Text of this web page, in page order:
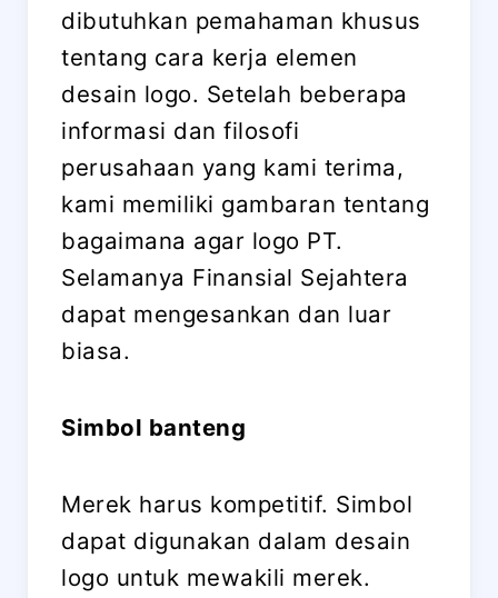
dibutuhkan pemahaman khusus
tentang cara kerja elemen
desain logo. Setelah beberapa
informasi dan filosofi
perusahaan yang kami terima,
kami memiliki gambaran tentang
bagaimana agar logo PT.
Selamanya Finansial Sejahtera
dapat mengesankan dan luar
biasa.
Simbol banteng
Merek harus kompetitif. Simbol
dapat digunakan dalam desain
logo untuk mewakili merek.